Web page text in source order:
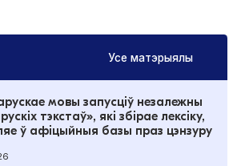
Усе матэрыялы
мовы запусціў незалежны
тэкстаў», які збірае лексіку,
ў афіцыйныя базы праз цэнзуру